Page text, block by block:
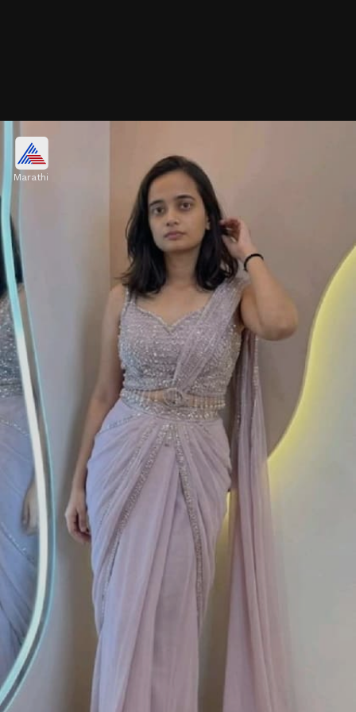
सिक्विन वर्क साडी
हलक्या सिक्विन वर्कची रेडी-टू-वेअर साडी नेसल्यावर लगेच
ग्लॅमरस लूक मिळतो. हे डिझाइन लग्न, रिसेप्शन आणि वट
सावित्रीसारख्या खास प्रसंगांसाठी खूप सुंदर दिसतं.
Image credits: pinterest
Marathi